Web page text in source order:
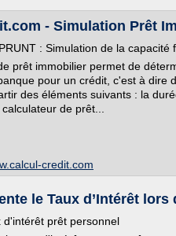
- Simulation Prêt
: Simulation de la
prêt immobilier permet de
pour un crédit, c'est à dire
des éléments suivants : la
de prêt...
credit.com
le Taux d’Intérêt
d'intérêt prêt personnel